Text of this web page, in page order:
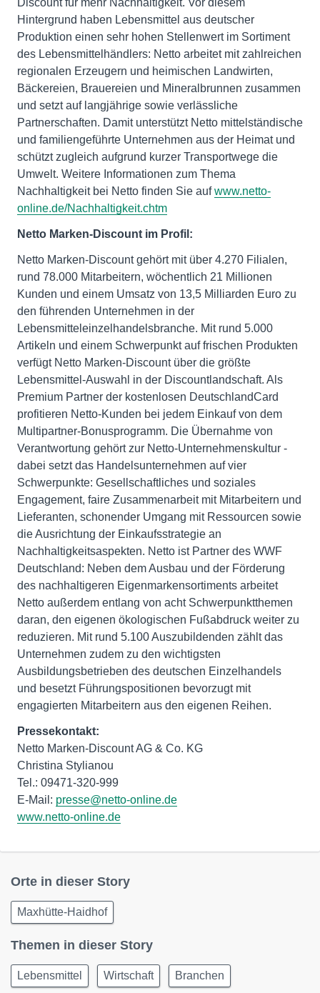
Hintergrund haben Lebensmittel aus deutscher
Produktion einen sehr hohen Stellenwert im Sortiment
des Lebensmittelhändlers: Netto arbeitet mit zahlreichen
regionalen Erzeugern und heimischen Landwirten,
Bäckereien, Brauereien und Mineralbrunnen zusammen
und setzt auf langjährige sowie verlässliche
Partnerschaften. Damit unterstützt Netto mittelständische
und familiengeführte Unternehmen aus der Heimat und
schützt zugleich aufgrund kurzer Transportwege die
Umwelt. Weitere Informationen zum Thema
Nachhaltigkeit bei Netto finden Sie aufwww.netto-
online.de/Nachhaltigkeit.chtm
Netto Marken-Discount im Profil:
Netto Marken-Discount gehört mit über 4.270 Filialen,
rund 78.000 Mitarbeitern, wöchentlich 21 Millionen
Kunden und einem Umsatz von 13,5 Milliarden Euro zu
den führenden Unternehmen in der
Lebensmitteleinzelhandelsbranche. Mit rund 5.000
Artikeln und einem Schwerpunkt auf frischen Produkten
verfügt Netto Marken-Discount über die größte
Lebensmittel-Auswahl in der Discountlandschaft. Als
Premium Partner der kostenlosen DeutschlandCard
profitieren Netto-Kunden bei jedem Einkauf von dem
Multipartner-Bonusprogramm. Die Übernahme von
Verantwortung gehört zur Netto-Unternehmenskultur -
dabei setzt das Handelsunternehmen auf vier
Schwerpunkte: Gesellschaftliches und soziales
Engagement, faire Zusammenarbeit mit Mitarbeitern und
Lieferanten, schonender Umgang mit Ressourcen sowie
die Ausrichtung der Einkaufsstrategie an
Nachhaltigkeitsaspekten. Netto ist Partner des WWF
Deutschland: Neben dem Ausbau und der Förderung
des nachhaltigeren Eigenmarkensortiments arbeitet
Netto außerdem entlang von acht Schwerpunktthemen
daran, den eigenen ökologischen Fußabdruck weiter zu
reduzieren. Mit rund 5.100 Auszubildenden zählt das
Unternehmen zudem zu den wichtigsten
Ausbildungsbetrieben des deutschen Einzelhandels
und besetzt Führungspositionen bevorzugt mit
engagierten Mitarbeitern aus den eigenen Reihen.
Pressekontakt:
Netto Marken-Discount AG & Co. KG
Christina Stylianou
Tel.: 09471-320-999
E-Mail: presse@netto-online.de
www.netto-online.de
Orte in dieser Story
Maxhütte-Haidhof
Themen in dieser Story
Lebensmittel Wirtschaft Branchen